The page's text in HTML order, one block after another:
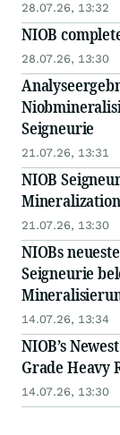
28.07.26, 13:32
NIOB
28.07.26, 13:30
Seigneurie
21.07.26, 13:31
NIOB
21.07.26, 13:30
NIOBs
Seigneurie
14.07.26, 13:34
NIOB’s
Grade Heavy
14.07.26, 13:30